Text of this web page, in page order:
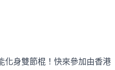
化身雙節棍！快來參加由香港